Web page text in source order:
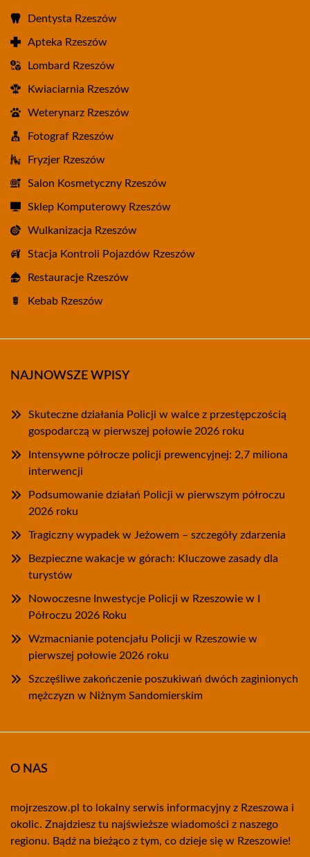
Dentysta Rzeszów
Apteka Rzeszów
Lombard Rzeszów
Kwiaciarnia Rzeszów
Weterynarz Rzeszów
Fotograf Rzeszów
Fryzjer Rzeszów
Salon Kosmetyczny Rzeszów
Sklep Komputerowy Rzeszów
Wulkanizacja Rzeszów
Stacja Kontroli Pojazdów Rzeszów
Restauracje Rzeszów
Kebab Rzeszów
NAJNOWSZE WPISY
Skuteczne działania Policji w walce z przestępczością
gospodarczą w pierwszej połowie 2026 roku
Intensywne półrocze policji prewencyjnej: 2,7 miliona
interwencji
Podsumowanie działań Policji w pierwszym półroczu
2026 roku
Tragiczny wypadek w Jeżowem – szczegóły zdarzenia
Bezpieczne wakacje w górach: Kluczowe zasady dla
turystów
Nowoczesne Inwestycje Policji w Rzeszowie w I
Półroczu 2026 Roku
Wzmacnianie potencjału Policji w Rzeszowie w
pierwszej połowie 2026 roku
Szczęśliwe zakończenie poszukiwań dwóch zaginionych
mężczyzn w Niżnym Sandomierskim
O NAS
mojrzeszow.pl to lokalny serwis informacyjny z Rzeszowa i
okolic. Znajdziesz tu najświeższe wiadomości z naszego
regionu. Bądź na bieżąco z tym, co dzieje się w Rzeszowie!